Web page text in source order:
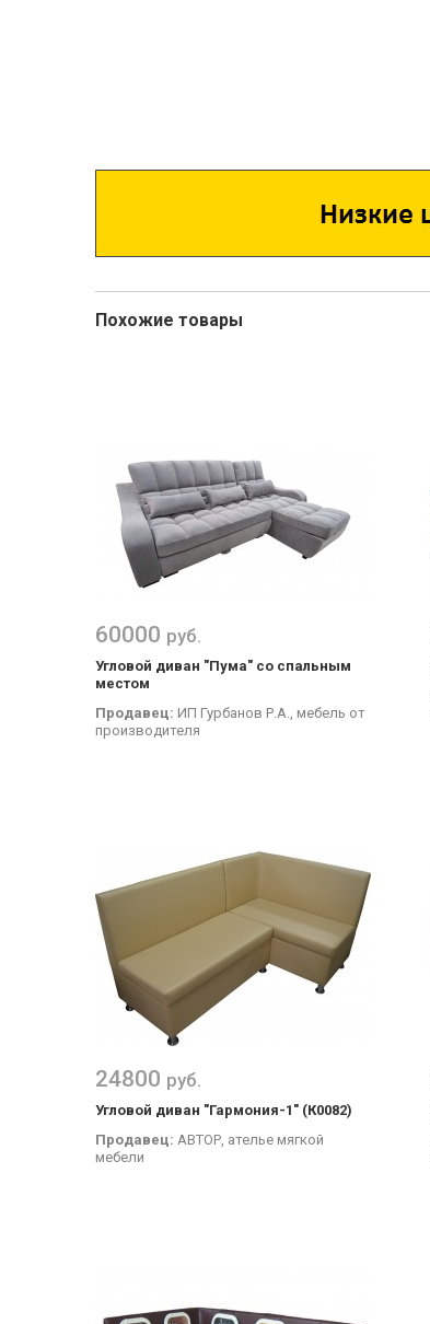
Похожие товары
60000 руб.
Угловой диван "Пума" со спальным
местом
Продавец: ИП Гурбанов Р.А., мебель от
производителя
24800 руб.
Угловой диван "Гармония-1" (К0082)
Продавец: АВТОР, ателье мягкой
мебели